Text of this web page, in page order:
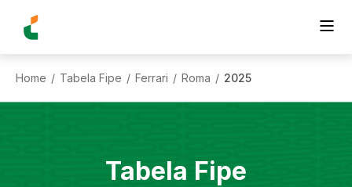
Home / Tabela Fipe / Ferrari / Roma / 2025
Tabela Fipe